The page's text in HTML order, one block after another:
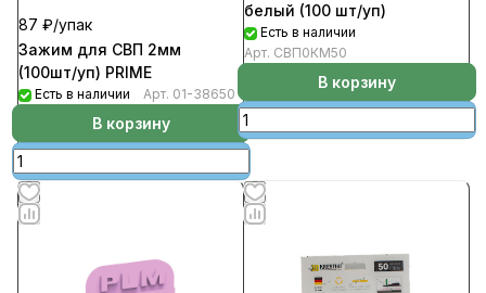
87 ₽/упак
Зажим для СВП 2мм
(100шт/уп) PRIME
Есть в наличии Арт. 01-38650
В корзину
белый (100 шт/уп)
Есть в наличии
Арт. СВП0КМ50
В корзину